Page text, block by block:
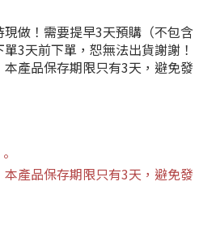
做！需要提早3天預購（不包含
3天前下單，恕無法出貨謝謝！
產品保存期限只有3天，避免發
產品保存期限只有3天，避免發